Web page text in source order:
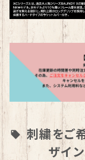
刺繍をご
ザイ